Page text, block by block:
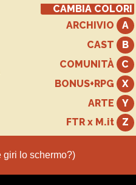
CAMBIA COLORI
ARCHIVIO
CAST
COMUNITÀ
BONUS+RPG
ARTE
FTR x M.it